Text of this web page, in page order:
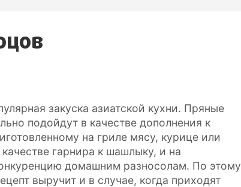
закуска азиатской кухни. Пряные
подойдут в качестве дополнения к
на гриле мясу, курице или
гарнира к шашлыку, и на
домашним разносолам. По этому
выручит и в случае, когда приходят